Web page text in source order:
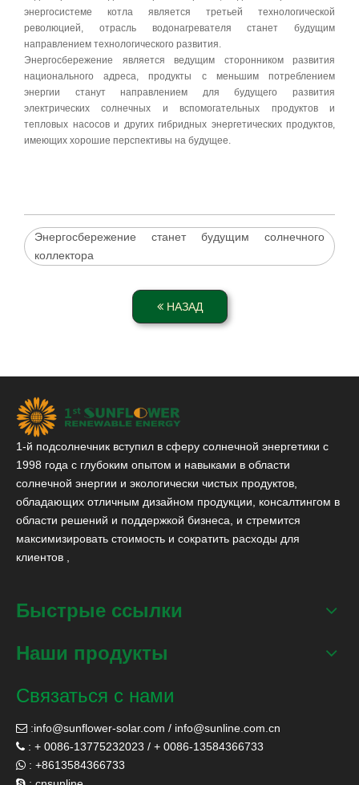
энергосистеме котла является третьей технологической
революцией, отрасль водонагревателя станет будущим
направлением технологического развития.
Энергосбережение является ведущим сторонником развития
национального адреса, продукты с меньшим потреблением
энергии станут направлением для будущего развития
электрических солнечных и вспомогательных продуктов и
тепловых насосов и других гибридных энергетических продуктов,
имеющих хорошие перспективы на будущее.
Энергосбережение станет будущим солнечного
коллектора
НАЗАД
1-й подсолнечник вступил в сферу солнечной энергетики с
1998 года с глубоким опытом и навыками в области
солнечной энергии и экологически чистых продуктов,
обладающих отличным дизайном продукции, консалтингом в
области решений и поддержкой бизнеса, и стремится
максимизировать стоимость и сократить расходы для
клиентов ,
Быстрые ссылки
Наши продукты
Связаться с нами
 :info@sunflower-solar.com / info@sunline.com.cn
 : + 0086-13775232023 / + 0086-13584366733
 : +8613584366733